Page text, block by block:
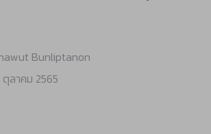
Bunliptanon
ตุลาคม 2565